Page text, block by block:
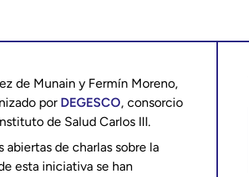
de Munain y Fermín Moreno,
por DEGESCO, consorcio
de Salud Carlos III.
de charlas sobre la
esta iniciativa se han